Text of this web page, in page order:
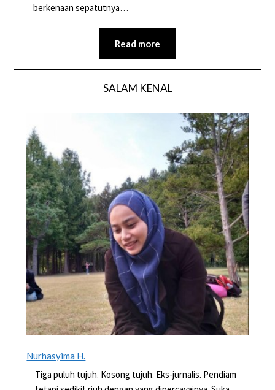
berkenaan sepatutnya…
Read more
SALAM KENAL
Nurhasyima H.
Tiga puluh tujuh. Kosong tujuh. Eks-jurnalis. Pendiam